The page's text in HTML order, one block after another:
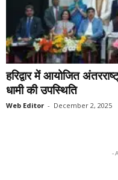
हरिद्वार में आयोजित
धामी की उपस्थिति
Web Editor - December 2, 2025
-